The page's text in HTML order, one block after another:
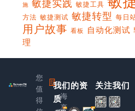
施
敏捷工具
方法 敏捷测试 敏捷转型 每日
用户故事 看板 自动化测试
理
您
值
得
上
海
享
我们的资
质
关注我们